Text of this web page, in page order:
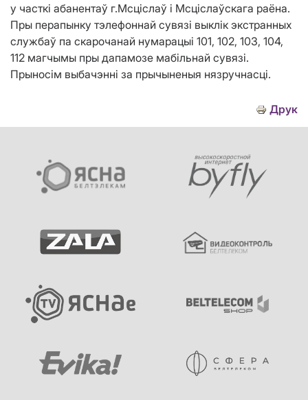
у часткі абанентаў г.Мсціслаў і Мсціслаўскага раёна.
Пры перапынку тэлефоннай сувязі выклік экстранных
службаў па скарочанай нумарацыі 101, 102, 103, 104,
112 магчымы пры дапамозе мабільнай сувязі.
Прыносім выбачэнні за прычыненыя нязручнасці.
Друк